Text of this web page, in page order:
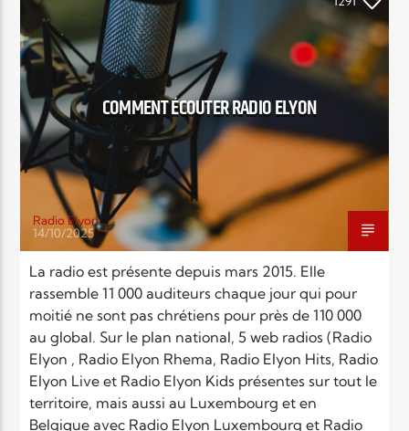
TITRE
ARTISTE
Radio Elyon
Elyon Rhema
Elyon Hits
COMMENT ÉCOUTER RADIO ELYON
Radio Elyon
14/10/2025
La radio est présente depuis mars 2015. Elle
rassemble 11 000 auditeurs chaque jour qui pour
moitié ne sont pas chrétiens pour près de 110 000
au global. Sur le plan national, 5 web radios (Radio
Elyon , Radio Elyon Rhema, Radio Elyon Hits, Radio
Elyon Live et Radio Elyon Kids présentes sur tout le
territoire, mais aussi au Luxembourg et en
Belgique avec Radio Elyon Luxembourg et Radio